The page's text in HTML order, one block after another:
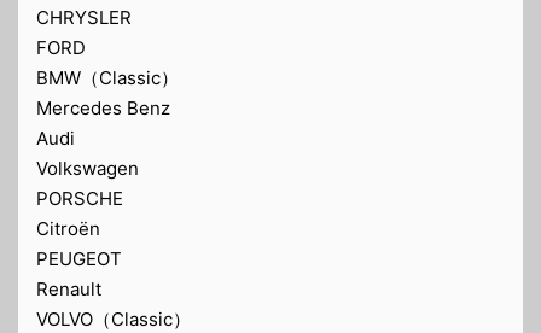
CHRYSLER
FORD
BMW（Classic）
Mercedes Benz
Audi
Volkswagen
PORSCHE
Citroën
PEUGEOT
Renault
VOLVO（Classic）